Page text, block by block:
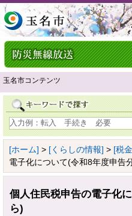
玉名市コンテンツ
[ホーム] > [くらしの情報] > [税
電子化について(令和8年度申告
個人住民税申告の電子化
ら)